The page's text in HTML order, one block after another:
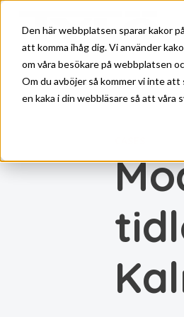
Den här webbplatsen sparar kakor
att komma ihåg dig. Vi använder
om våra besökare på webbplatsen
Om du avböjer så kommer vi inte
en kaka i din webbläsare så att våra
Skip to main content